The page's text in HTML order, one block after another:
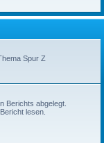
Spur Z
Berichts abgelegt.
lesen.